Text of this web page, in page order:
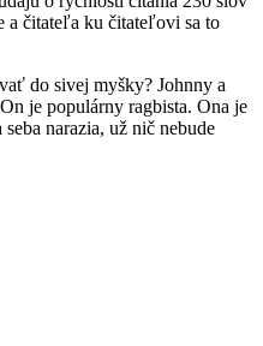
a čitateľa ku čitateľovi sa to
do sivej myšky? Johnny a
je populárny ragbista. Ona je
narazia, už nič nebude